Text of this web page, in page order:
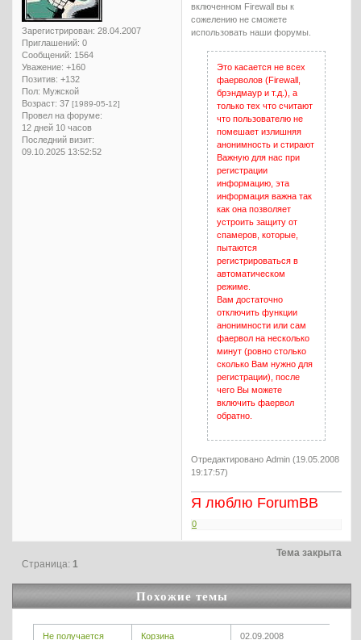
Зарегистрирован: 28.04.2007
Приглашений: 0
Сообщений: 1564
Уважение: +160
Позитив: +132
Пол: Мужской
Возраст: 37 [1989-05-12]
Провел на форуме:
12 дней 10 часов
Последний визит:
09.10.2025 13:52:52
включенном Firewall вы к
сожелению не сможете
использовать наши форумы.
Это касается не всех
фаерволов (Firewall,
брэндмаур и т.д.), а
только тех что считают
что пользователю не
помешает излишняя
анонимность и стирают
Важную для нас при
регистрации
информацию, эта
информация важна так
как она позволяет
устроить защиту от
спамеров, которые,
пытаются
регистрироваться в
автоматическом
режиме.
Вам достаточно
отключить функции
анонимности или сам
фаервол на несколько
минут (ровно столько
сколько Вам нужно для
регистрации), после
чего Вы можете
включить фаервол
обратно.
Отредактировано Admin (19.05.2008
19:17:57)
Я люблю ForumBB
0
Тема закрыта
Страница:1
Похожие темы
Не получается Корзина 02.09.2008